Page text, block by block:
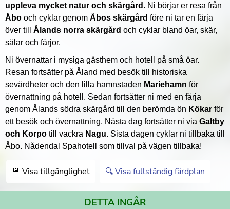
uppleva mycket natur och skärgård. Ni börjar er resa från
Åbo och cyklar genom Åbos skärgård före ni tar en färja
över till Ålands norra skärgård och cyklar bland öar, skär,
sälar och färjor.
Ni övernattar i mysiga gästhem och hotell på små öar.
Resan fortsätter på Åland med besök till historiska
sevärdheter och den lilla hamnstaden Mariehamn för
övernattning på hotell. Sedan fortsätter ni med en färja
genom Ålands södra skärgård till den berömda ön Kökar för
ett besök och övernattning. Nästa dag fortsätter ni via Galtby
och Korpo till vackra Nagu. Sista dagen cyklar ni tillbaka till
Åbo. Nådendal Spahotell som tillval på vägen tillbaka!
📆 Visa tillgänglighet 🔍 Visa fullständig färdplan
DETTA INGÅR